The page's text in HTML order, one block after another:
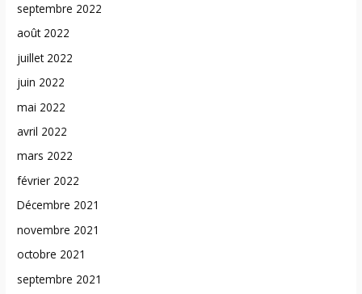
septembre 2022
août 2022
juillet 2022
juin 2022
mai 2022
avril 2022
mars 2022
février 2022
Décembre 2021
novembre 2021
octobre 2021
septembre 2021